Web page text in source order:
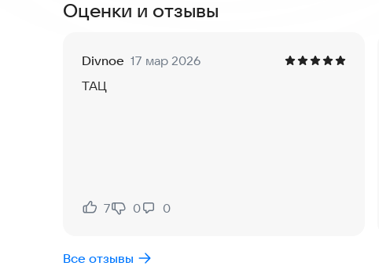
Оценки и отзывы
Divnoe 17 мар 2026
ТАЦ
Нравится:
7
Не нравится:
0 0
Все отзывы